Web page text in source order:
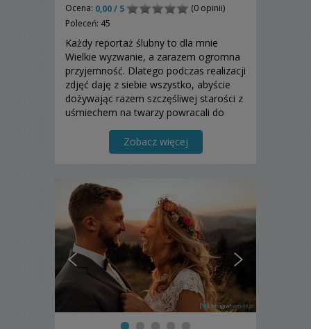
Ocena: 0,00 / 5
(0 opinii)
Poleceń: 45
Każdy reportaż ślubny to dla mnie
Wielkie wyzwanie, a zarazem ogromna
przyjemność. Dlatego podczas realizacji
zdjęć daję z siebie wszystko, abyście
dożywając razem szczęśliwej starości z
uśmiechem na twarzy powracali do
fotografiach. Zapraszam do
współpracy;] Robert Stręg
Zobacz więcej